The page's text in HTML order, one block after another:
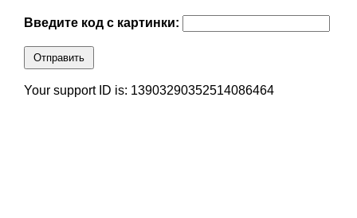
Введите код с картинки:
Отправить
Your support ID is: 13903290352514086464